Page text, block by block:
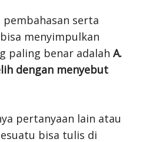
pembahasan serta
menyimpulkan
paling benar adalah A.
dengan menyebut
pertanyaan lain atau
bisa tulis di